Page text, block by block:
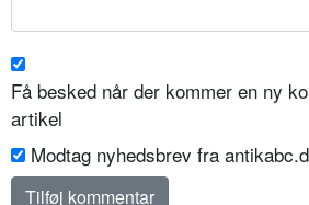
Få besked når der kommer en ny
artikel
Modtag nyhedsbrev fra